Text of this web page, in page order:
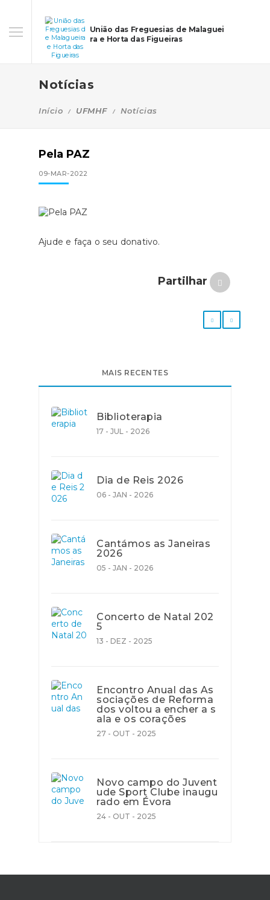
União das Freguesias de Malaguei
ra e Horta das Figueiras
Notícias
Início UFMHF Notícias
Pela PAZ
09-MAR-2022
Ajude e faça o seu donativo.
Partilhar
MAIS RECENTES
Biblioterapia
17 - JUL - 2026
Dia de Reis 2026
06 - JAN - 2026
Cantámos as Janeiras
2026
05 - JAN - 2026
Concerto de Natal 202
5
13 - DEZ - 2025
Encontro Anual das As
sociações de Reforma
dos voltou a encher a s
ala e os corações
27 - OUT - 2025
Novo campo do Juvent
ude Sport Clube inaugu
rado em Évora
24 - OUT - 2025